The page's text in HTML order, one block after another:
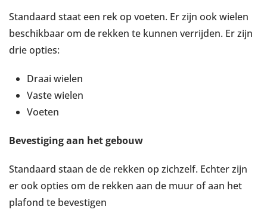
Standaard staat een rek op voeten. Er zijn ook wielen
beschikbaar om de rekken te kunnen verrijden. Er zijn
drie opties:
Draai wielen
Vaste wielen
Voeten
Bevestiging aan het gebouw
Standaard staan de de rekken op zichzelf. Echter zijn
er ook opties om de rekken aan de muur of aan het
plafond te bevestigen